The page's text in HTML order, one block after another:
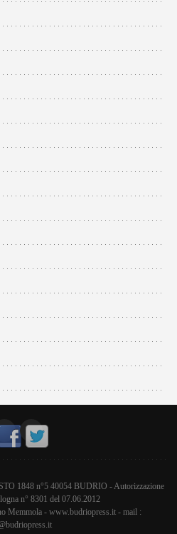
1848 n°5 40054 BUDRIO - Autorizzazione
n° 8301 del 07.06.2012
Memmola - www.budriopress.it - mail :